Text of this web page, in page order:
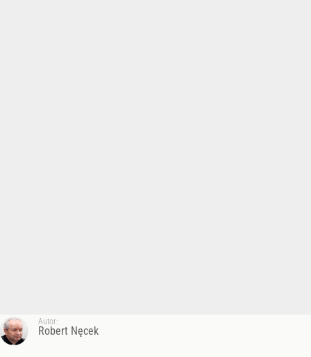
Autor:
Robert Nęcek